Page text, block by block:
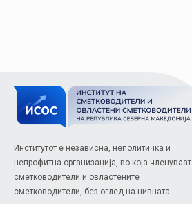
Институтот е независна, неполитичка и
непрофитна организација, во која членуваат
сметководители и овластените
сметководители, без оглед на нивната